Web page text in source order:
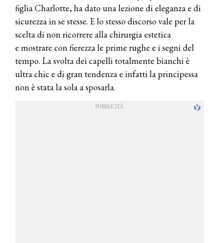
figlia Charlotte, ha dato una lezione di eleganza e di
sicurezza in se stesse. E lo stesso discorso vale per la
scelta di non ricorrere alla chirurgia estetica
e mostrare con fierezza le prime rughe e i segni del
tempo. La svolta dei capelli totalmente bianchi è
ultra chic e di gran tendenza e infatti la principessa
non è stata la sola a sposarla.